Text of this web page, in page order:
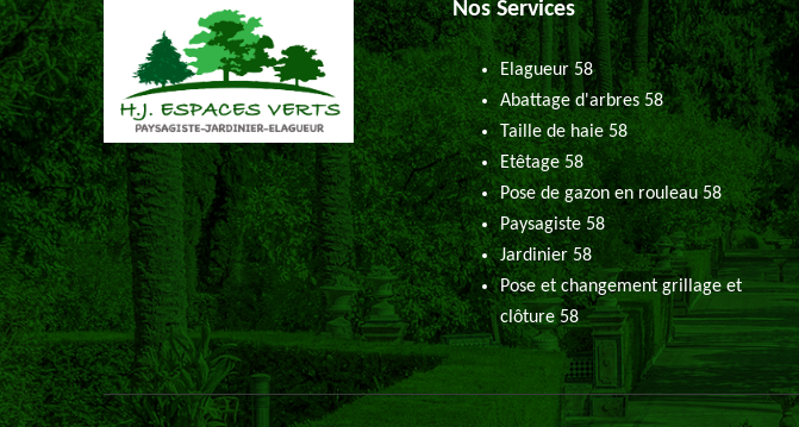
Nos Services
Elagueur 58
Abattage d'arbres 58
Taille de haie 58
Etêtage 58
Pose de gazon en rouleau 58
Paysagiste 58
Jardinier 58
Pose et changement grillage et
clôture 58